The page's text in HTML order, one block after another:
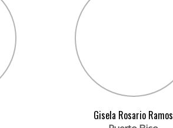
Gisela Rosario Ramos